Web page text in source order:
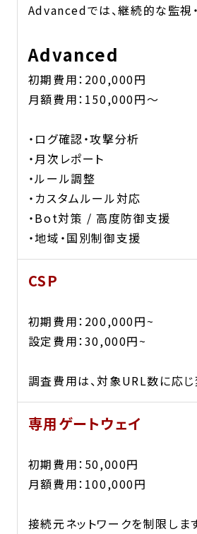
Advancedでは、継続的な監視
Advanced
初期費用：200,000円
月額費用：150,000円〜
・ログ確認・攻撃分析
・月次レポート
・ルール調整
・カスタムルール対応
・Bot対策 / 高度防御支援
・地域・国別制御支援
CSP
初期費用：200,000円~
設定費用：30,000円~
調査費用は、対象URL数に応じ
専用ゲートウェイ
初期費用：50,000円
月額費用：100,000円
接続元ネットワークを制限しま